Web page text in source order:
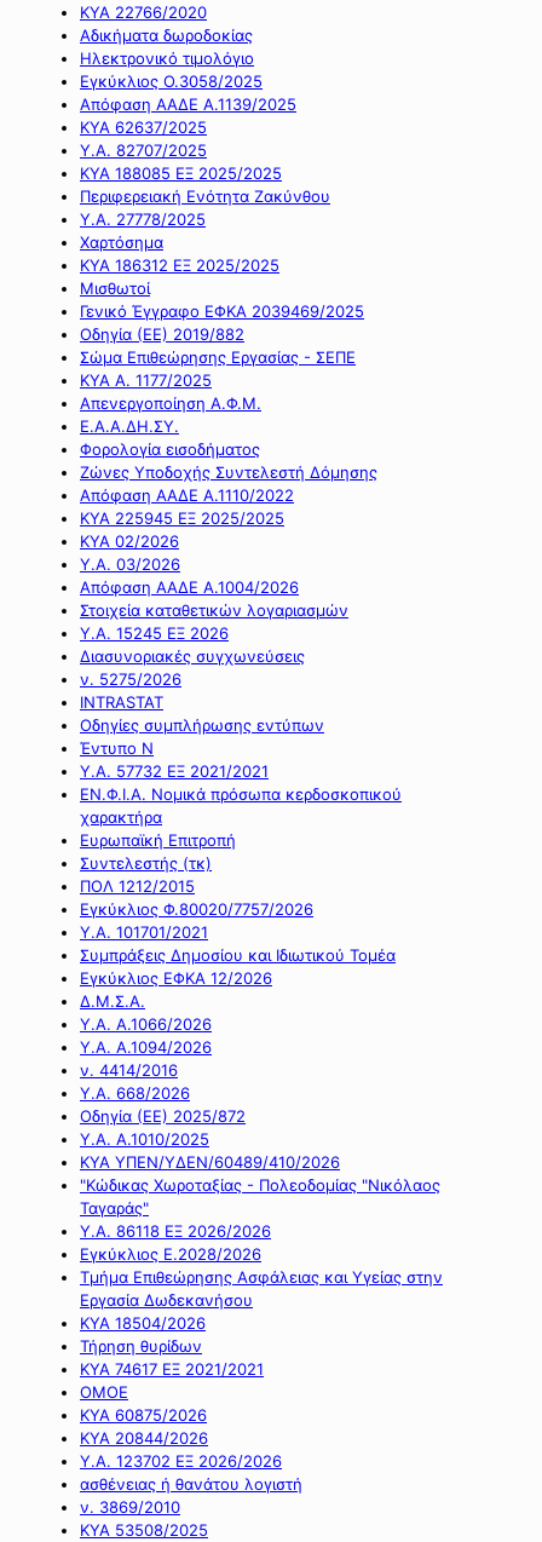
ΚΥΑ 22766/2020
Αδικήματα δωροδοκίας
Ηλεκτρονικό τιμολόγιο
Εγκύκλιος Ο.3058/2025
Απόφαση ΑΑΔΕ Α.1139/2025
ΚΥΑ 62637/2025
Υ.Α. 82707/2025
ΚΥΑ 188085 ΕΞ 2025/2025
Περιφερειακή Ενότητα Ζακύνθου
Υ.Α. 27778/2025
Χαρτόσημα
ΚΥΑ 186312 ΕΞ 2025/2025
Μισθωτοί
Γενικό Έγγραφο ΕΦΚΑ 2039469/2025
Οδηγία (ΕΕ) 2019/882
Σώμα Επιθεώρησης Εργασίας - ΣΕΠΕ
ΚΥΑ Α. 1177/2025
Απενεργοποίηση Α.Φ.Μ.
Ε.Α.Α.ΔΗ.ΣΥ.
Φορολογία εισοδήματος
Ζώνες Υποδοχής Συντελεστή Δόμησης
Απόφαση ΑΑΔΕ Α.1110/2022
ΚΥΑ 225945 ΕΞ 2025/2025
ΚΥΑ 02/2026
Υ.Α. 03/2026
Απόφαση ΑΑΔΕ Α.1004/2026
Στοιχεία καταθετικών λογαριασμών
Υ.Α. 15245 ΕΞ 2026
Διασυνοριακές συγχωνεύσεις
ν. 5275/2026
INTRASTAT
Οδηγίες συμπλήρωσης εντύπων
Έντυπο Ν
Υ.Α. 57732 ΕΞ 2021/2021
ΕΝ.Φ.Ι.Α. Νομικά πρόσωπα κερδοσκοπικού
χαρακτήρα
Ευρωπαϊκή Επιτροπή
Συντελεστής (τκ)
ΠΟΛ 1212/2015
Εγκύκλιος Φ.80020/7757/2026
Υ.Α. 101701/2021
Συμπράξεις Δημοσίου και Ιδιωτικού Τομέα
Εγκύκλιος ΕΦΚΑ 12/2026
Δ.Μ.Σ.Α.
Υ.Α. Α.1066/2026
Υ.Α. Α.1094/2026
ν. 4414/2016
Y.A. 668/2026
Οδηγία (ΕΕ) 2025/872
Υ.Α. Α.1010/2025
ΚΥΑ ΥΠΕΝ/ΥΔΕΝ/60489/410/2026
"Κώδικας Χωροταξίας - Πολεοδομίας "Νικόλαος
Ταγαράς"
Υ.Α. 86118 ΕΞ 2026/2026
Εγκύκλιος Ε.2028/2026
Τμήμα Επιθεώρησης Ασφάλειας και Υγείας στην
Εργασία Δωδεκανήσου
ΚΥΑ 18504/2026
Τήρηση θυρίδων
ΚΥΑ 74617 ΕΞ 2021/2021
ΟΜΟΕ
ΚΥΑ 60875/2026
ΚΥΑ 20844/2026
Υ.Α. 123702 ΕΞ 2026/2026
ασθένειας ή θανάτου λογιστή
ν. 3869/2010
ΚΥΑ 53508/2025